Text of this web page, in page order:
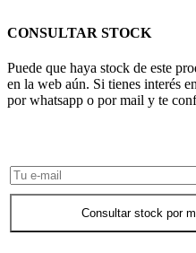
CONSULTAR STOCK
Puede que haya stock de este
en la web aún. Si tienes interés
por whatsapp o por mail y te
Consultar stock por